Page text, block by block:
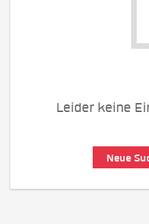
Leider keine
Neue